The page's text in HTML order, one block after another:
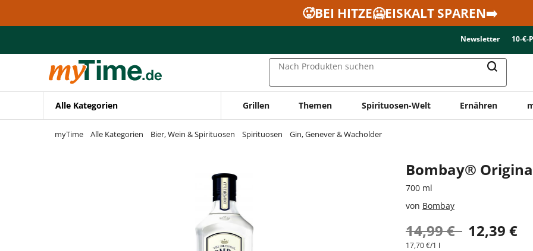
Zur Navigation springen
🥵BEI HITZE🥶EISKALT SPAREN➡️
Newsletter 10-€-
Nach Produkten suchen
Alle Kategorien Grillen Themen Spirituosen-Welt Ernähren
myTime Alle Kategorien Bier, Wein & Spirituosen Spirituosen Gin, Genever & Wacholder
Bombay®
700 ml
von Bombay
14,99 € 12,39 €
17,70 €/1 l